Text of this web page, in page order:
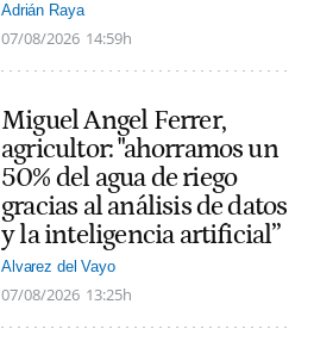
Adrián Raya
07/08/2026 14:59h
Miguel Angel Ferrer,
agricultor: "ahorramos un
50% del agua de riego
gracias al análisis de datos
y la inteligencia artificial”
Alvarez del Vayo
07/08/2026 13:25h